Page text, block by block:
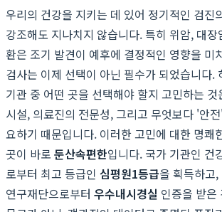
우리의 건강을 지키는 데 있어 정기적인 검진
강조해도 지나치지 않습니다. 특히 위암, 대
환은 조기 발견이 예후에 결정적인 영향을 미
검사는 이제 선택이 아닌 필수가 되었습니다.
기관 중 어떤 곳을 선택해야 할지 고민하는
시설, 의료진의 전문성, 그리고 무엇보다 '안
요하기 때문입니다. 이러한 고민에 대한 명쾌
곳이 바로 둔산속편한입니다. 국가 기관인 건
로부터 최고 등급인 심평원1등급을 획득하고
연구재단으로부터 우수내시경실 인증을 받은